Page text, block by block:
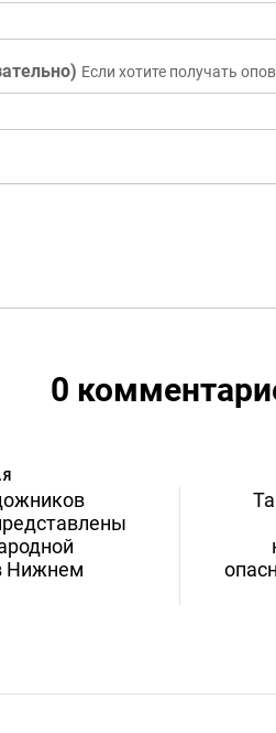
Если хотите получать
0
Нижнем